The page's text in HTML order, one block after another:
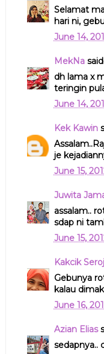
Selamat
hari ni,
June 14,
MekNa
dh lama x
teringin
June 14,
Kek Kawin
je
June 15,
Juwita
assalam..
sdap ni
June 15,
Kakcik
Gebunya
kalau
June 16,
Azian Elias
sedapnya..